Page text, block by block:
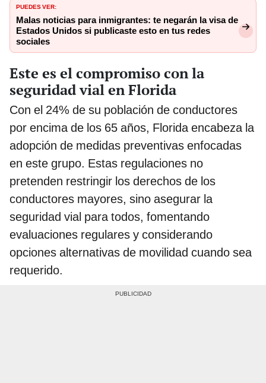
PUEDES VER:
Malas noticias para inmigrantes: te negarán la visa de
Estados Unidos si publicaste esto en tus redes
sociales
Este es el compromiso con la
seguridad vial en Florida
Con el 24% de su población de conductores
por encima de los 65 años, Florida encabeza la
adopción de medidas preventivas enfocadas
en este grupo. Estas regulaciones no
pretenden restringir los derechos de los
conductores mayores, sino asegurar la
seguridad vial para todos, fomentando
evaluaciones regulares y considerando
opciones alternativas de movilidad cuando sea
requerido.